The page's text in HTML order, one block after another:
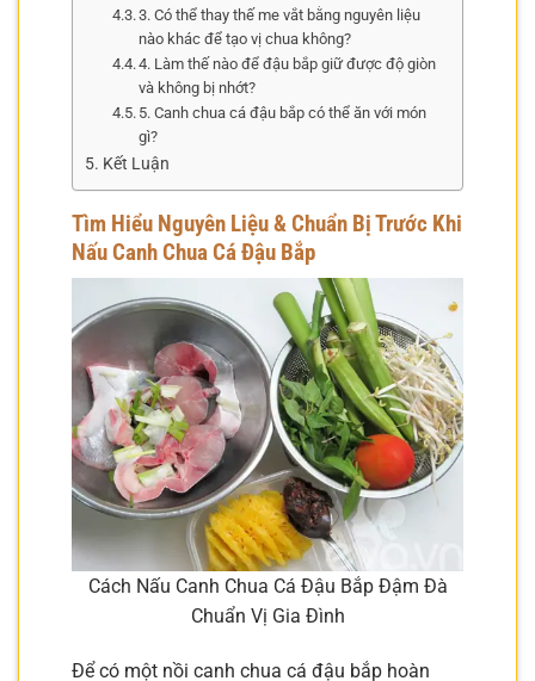
3. Có thể thay thế me vắt bằng nguyên liệu
nào khác để tạo vị chua không?
4. Làm thế nào để đậu bắp giữ được độ giòn
và không bị nhớt?
5. Canh chua cá đậu bắp có thể ăn với món
gì?
Kết Luận
Tìm Hiểu Nguyên Liệu & Chuẩn Bị Trước Khi
Nấu Canh Chua Cá Đậu Bắp
Cách Nấu Canh Chua Cá Đậu Bắp Đậm Đà
Chuẩn Vị Gia Đình
Để có một nồi canh chua cá đậu bắp hoàn